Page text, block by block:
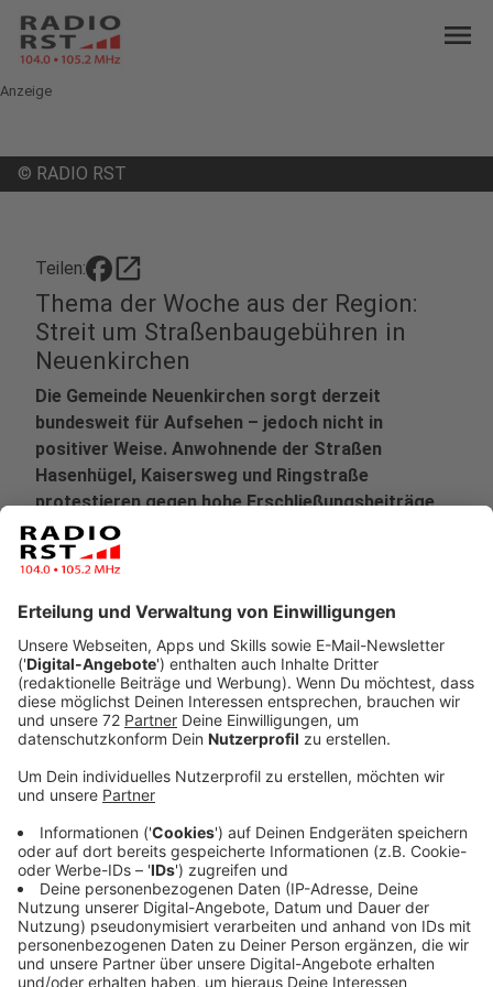
menu
Anzeige
© RADIO RST
Teilen: open_in_new
Thema der Woche aus der Region:
Streit um Straßenbaugebühren in
Neuenkirchen
Die Gemeinde Neuenkirchen sorgt derzeit
bundesweit für Aufsehen – jedoch nicht in
positiver Weise. Anwohnende der Straßen
Hasenhügel, Kaisersweg und Ringstraße
protestieren gegen hohe Erschließungsbeiträge,
die für den Ausbau ihrer Straßen anfallen. In
einigen Fällen würden die Familien mit bis zu
180.000 Euro belastet.
Veröffentlicht:Freitag, 21.02.2025 14:17
Anzeige
entschieden, da sie den Ausbau für unnötig halten. Sie
Teerdecke, Beleuchtung und Kanalisation besitzen und
keine grundlegende Erschließung mehr erforderlich sei.
Unterstützt von Anwälten und Experten versuchen sie,
die Gemeinde dazu zu bewegen, ihre Straßen als
„endgültig erschlossen“ einzustufen, was sie von den
hohen Kosten befreien würde.